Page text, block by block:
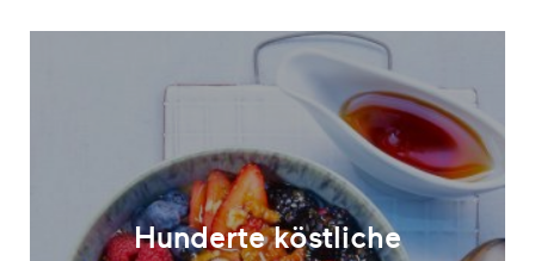
Hunderte köstliche